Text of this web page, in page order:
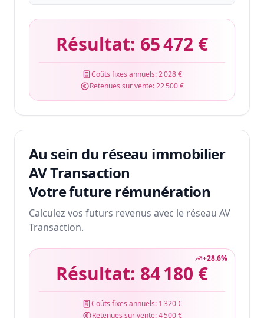
Résultat: 65 472 €
Coûts fixes annuels:2 028 €
Retenues sur vente:22 500 €
Au sein du réseau immobilier
AV Transaction
Votre future rémunération
Calculez vos futurs revenus avec le réseau AV
Transaction.
+28.6%
Résultat: 84 180 €
Coûts fixes annuels: 1 320 €
Retenues sur vente:4 500 €